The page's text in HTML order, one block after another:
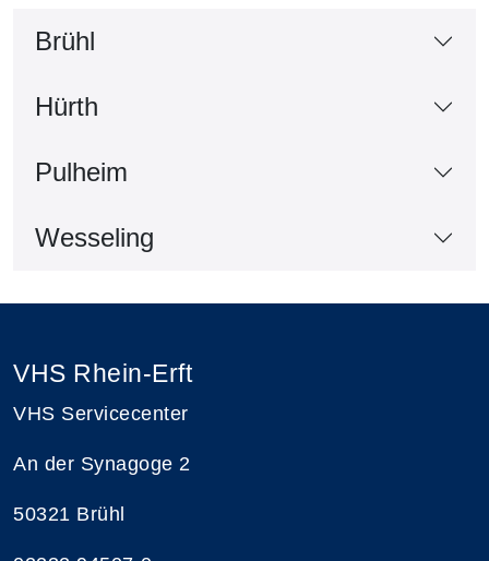
Brühl
Hürth
Pulheim
Wesseling
VHS Rhein-Erft
VHS Servicecenter
An der Synagoge 2
50321 Brühl